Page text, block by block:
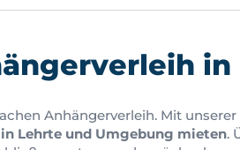
in
Anhängerverleih. Mit unserer
Lehrte und Umgebung mieten.